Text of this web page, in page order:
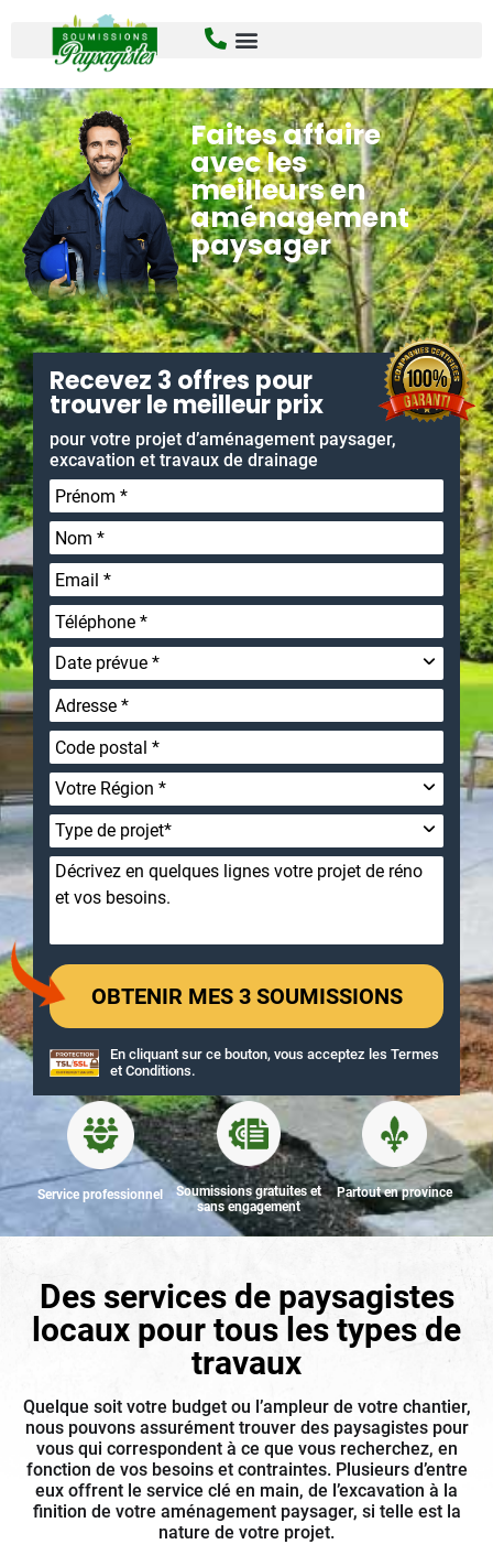
Faites affaire
avec les
meilleurs en
aménagement
paysager
Recevez 3 offres pour
trouver le meilleur prix
pour votre projet d’aménagement paysager,
excavation et travaux de drainage
En cliquant sur ce bouton, vous acceptez les Termes
et Conditions.
Service professionnel
Soumissions gratuites et
sans engagement
Partout en province
Des services de paysagistes
locaux pour tous les types de
travaux
Quelque soit votre budget ou l’ampleur de votre chantier,
nous pouvons assurément trouver des paysagistes pour
vous qui correspondent à ce que vous recherchez, en
fonction de vos besoins et contraintes. Plusieurs d’entre
eux offrent le service clé en main, de l’excavation à la
finition de votre aménagement paysager, si telle est la
nature de votre projet.